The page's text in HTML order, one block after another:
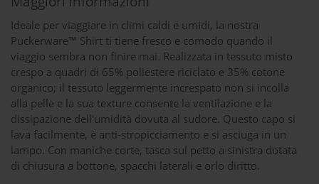
Ideale per viaggiare in climi caldi e umidi, la nostra
Puckerware™ Shirt ti tiene fresco e comodo quando il
viaggio sembra non finire mai. Realizzata in tessuto misto
crespo a quadri di 65% poliestere riciclato e 35% cotone
organico; il tessuto leggermente increspato non si incolla
alla pelle e la sua texture consente la ventilazione e la
dissipazione dell'umidità dovuta al sudore. Questo capo si
lava facilmente, è anti-stropicciamento e si asciuga in un
lampo. Con maniche corte, tasca sul petto a sinistra dotata
di chiusura a bottone, spacchi laterali e orlo diritto.